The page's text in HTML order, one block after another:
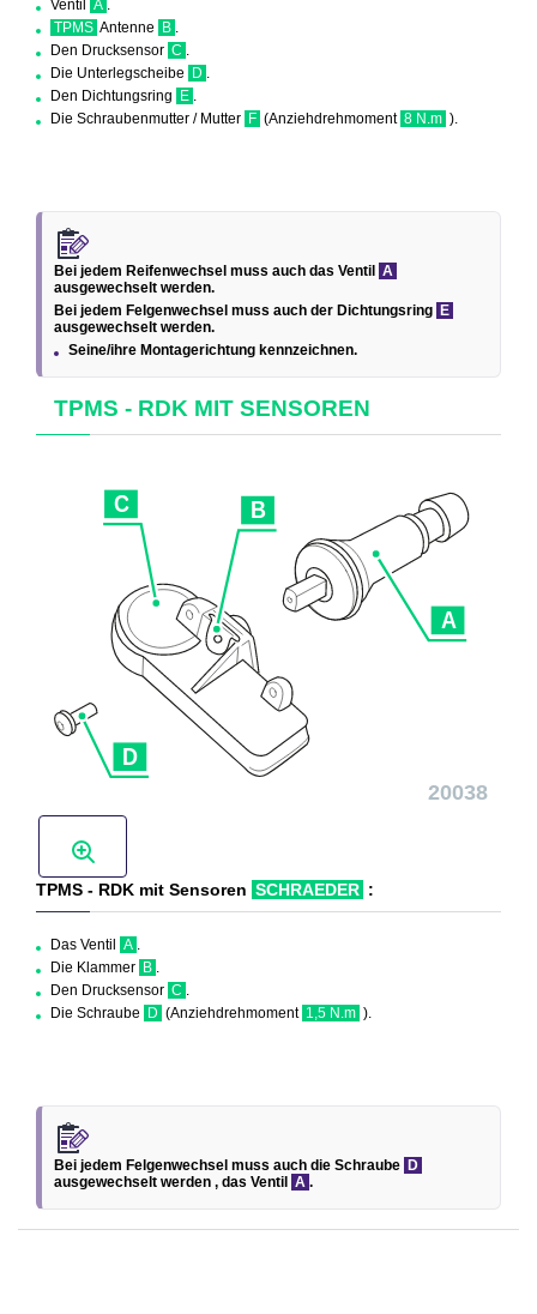
Ventil A .
TPMS Antenne B .
Den Drucksensor C .
Die Unterlegscheibe
D .
Den Dichtungsring
E .
Die Schraubenmutter / Mutter F (Anziehdrehmoment 8 N.m ).
Bei jedem Reifenwechsel muss auch das Ventil
A
ausgewechselt werden.
Bei jedem Felgenwechsel muss auch der Dichtungsring E
ausgewechselt werden.
Seine/ihre Montagerichtung kennzeichnen.
TPMS - RDK MIT SENSOREN
TPMS - RDK mit Sensoren SCHRAEDER :
Das Ventil A .
Die Klammer B .
Den Drucksensor C .
Die Schraube D (Anziehdrehmoment 1,5 N.m ).
Bei jedem Felgenwechsel muss auch die Schraube D
ausgewechselt werden , das Ventil A .